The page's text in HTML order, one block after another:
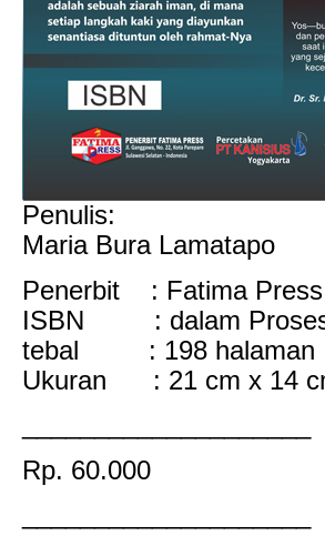
Penulis:
Maria Bura Lamatapo
Penerbit : Fatima Press
ISBN : dalam
tebal : 198 halaman
Ukuran : 21 cm x 14
Rp. 60.000